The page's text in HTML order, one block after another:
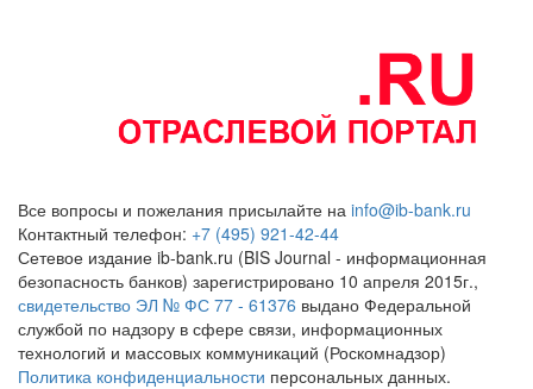
Все вопросы и пожелания присылайте на info@ib-bank.ru
Контактный телефон: +7 (495) 921-42-44
Сетевое издание ib-bank.ru (BIS Journal - информационная
безопасность банков) зарегистрировано 10 апреля 2015г.,
свидетельство ЭЛ № ФС 77 - 61376 выдано Федеральной
службой по надзору в сфере связи, информационных
технологий и массовых коммуникаций (Роскомнадзор)
Политика конфиденциальности персональных данных.